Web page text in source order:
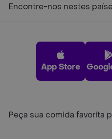
Encontre-nos nestes
App Store
Peça sua comida favorita